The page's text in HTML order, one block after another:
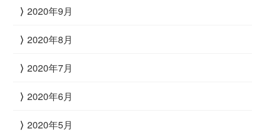
2020年9月
2020年8月
2020年7月
2020年6月
2020年5月